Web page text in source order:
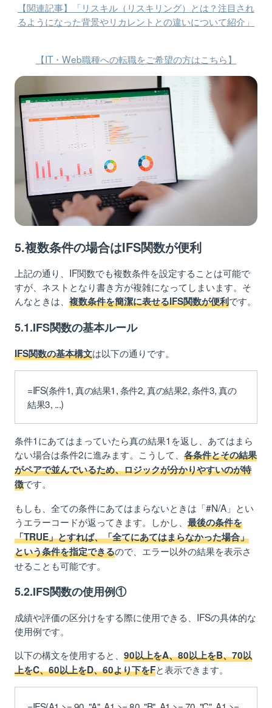
【関連記事】「リスキル（リスキリング）とは？注目され
るようになった背景やリカレントとの違いについて紹介」
【IT・Web職種への転職をご希望の方はこちら】
5.複数条件の場合はIFS関数が便利
上記の通り、IF関数でも複数条件を設定することは可能で
すが、ネストとなり書き方が複雑になってしまいます。そ
んなときは、 複数条件を簡潔に表せるIFS関数が便利です。
5.1.IFS関数の基本ルール
IFS関数の基本構文は以下の通りです。
=IFS(条件1, 真の結果1, 条件2, 真の結果2, 条件3, 真の
結果3, ...)
条件1にあてはまっていたら真の結果1を返し、あてはまら
ない場合は条件2に進みます。こうして、 各条件とその結果
がペアで並んでいるため、ロジックが分かりやすいのが特
徴です。
もしも、全ての条件にあてはまらないときは「#N/A」とい
うエラーコードが返ってきます。しかし、 最後の条件を
「TRUE」とすれば、「全てにあてはまらなかった場合」
という条件を指定できるので、エラー以外の結果を表示さ
せることも可能です。
5.2.IFS関数の使用例①
成績や評価の区分けをする際に使用できる、IFSの具体的な
使用例です。
以下の構文を使用すると、 90以上をA、80以上をB、70以
上をC、60以上をD、60より下をFと表示できます。